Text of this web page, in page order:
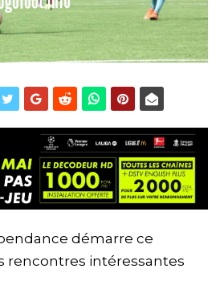
démarre ce
rencontres intéressantes